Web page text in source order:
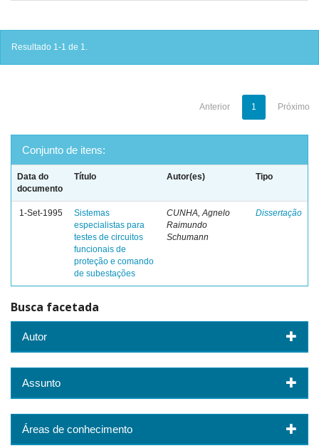
Resultado 1-1 de 1.
Anterior 1 Próximo
Conjunto de itens:
Data do
documento
Título Autor(es) Tipo
1-Set-1995
Sistemas
especialistas para
testes de circuitos
funcionais de
proteção e comando
de subestações
CUNHA, Agnelo
Raimundo
Schumann
Dissertação
Busca facetada
Autor
Assunto
Áreas de conhecimento